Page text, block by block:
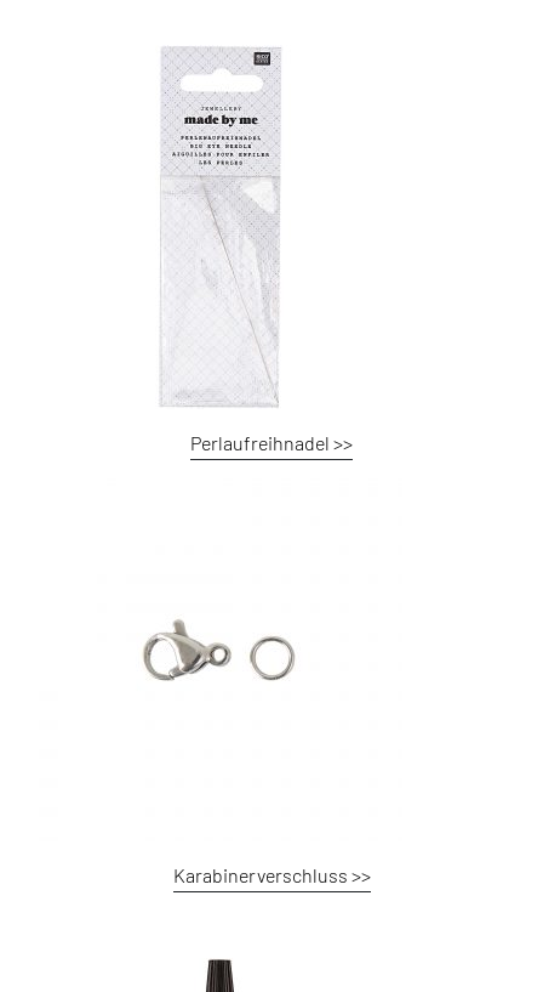
Perlaufreihnadel >>
Karabinerverschluss >>